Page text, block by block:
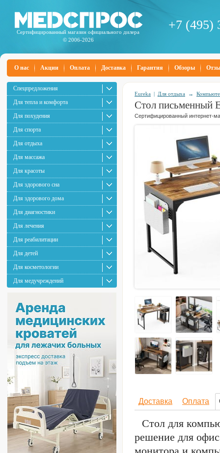
Сертифицированный магазин официального дилера
© 2006-2026
+7 (495)
О нас Акции Оплата Доставка Гарантия Обзоры
Спецпредложения
Для тепла и комфорта
Для похудения
Для спорта
Для отдыха
Для массажа
Для красоты
Для здорового сна
Для здорового дома
Для диагностики
Для лечения
Для реабилитации
Для детей
Для косметологии
Для медучреждений
Eureka | Для отдыха →
Стол письменный
Сертифицированный интернет-
Доставка Оплата
Стол для
решение для